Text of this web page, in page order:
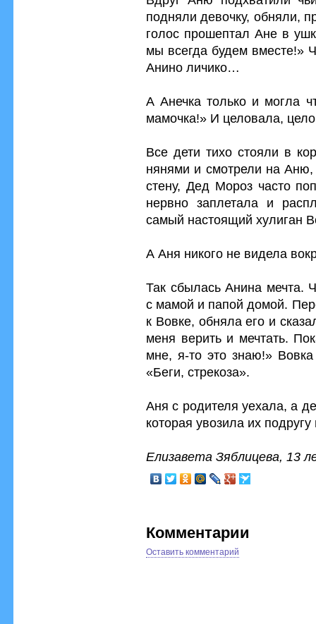
подняли девочку, обняли,
голос прошептал Ане в
мы всегда будем вместе!»
Анино личико…
А Анечка только и могла
мамочка!» И целовала,
Все дети тихо стояли в
нянями и смотрели на
стену, Дед Мороз часто
нервно заплетала и
самый настоящий хулиган
А Аня никого не видела
Так сбылась Анина мечта.
с мамой и папой домой.
к Вовке, обняла его и
меня верить и мечтать.
мне, я-то это знаю!»
«Беги, стрекоза».
Аня с родителя уехала, а
которая увозила их
Елизавета Зяблицева, 13
Комментарии
Оставить комментарий